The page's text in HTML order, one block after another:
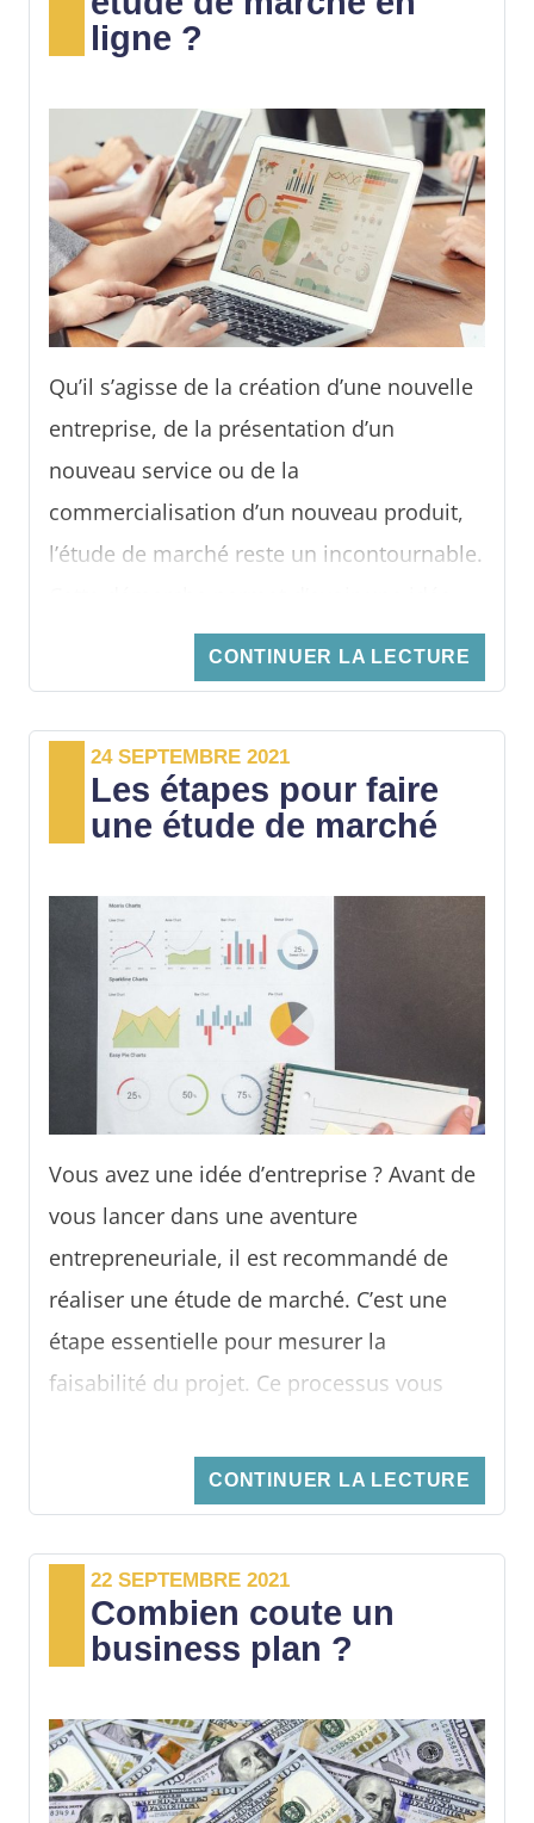
ligne ?
Qu’il s’agisse de la création d’une nouvelle
entreprise, de la présentation d’un
nouveau service ou de la
commercialisation d’un nouveau produit,
l’étude de marché reste un incontournable.
concernant la faisabilité et la viabilité du
projet par rapport à la concurrence.
une étude de marché en ligne.
CONTINUER LA LECTURE
24 SEPTEMBRE 2021
Les étapes pour faire
une étude de marché
Vous avez une idée d’entreprise ? Avant de
vous lancer dans une aventure
entrepreneuriale, il est recommandé de
réaliser une étude de marché. C’est une
étape essentielle pour mesurer la
faisabilité du projet. Ce processus vous
cerner ses besoins, identifier vos
concurrents, mais aussi vos partenaires.
Grâce à lui, vous disposez d’un maximum
d’informations sur le marché qui serviront
à élaborer un plan d’action efficace. Voici
les étapes à suivre pour réussir une étude
de marché.
CONTINUER LA LECTURE
22 SEPTEMBRE 2021
Combien coute un
business plan ?